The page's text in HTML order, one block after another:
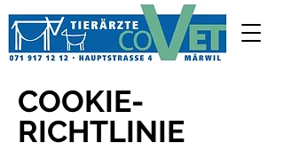
COOKIE-
RICHTLINIE